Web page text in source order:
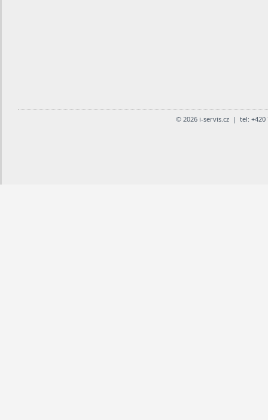
© 2026 i-servis.cz | tel: